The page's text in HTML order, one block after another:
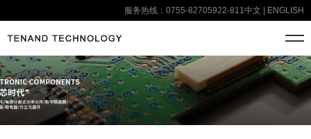
服务热线：0755-82705922-811中文 ENGLISH